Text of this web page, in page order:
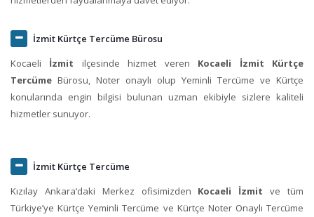
İzmit Kürtçe Tercüme Bürosu
Kocaeli İzmit ilçesinde hizmet veren Kocaeli İzmit Kürtçe
Tercüme Bürosu, Noter onaylı olup Yeminli Tercüme ve Kürtçe
konularında engin bilgisi bulunan uzman ekibiyle sizlere kaliteli
hizmetler sunuyor.
İzmit Kürtçe Tercüme
Kızılay Ankara‘daki Merkez ofisimizden Kocaeli İzmit ve tüm
Türkiye’ye Kürtçe Yeminli Tercüme ve Kürtçe Noter Onaylı Tercüme